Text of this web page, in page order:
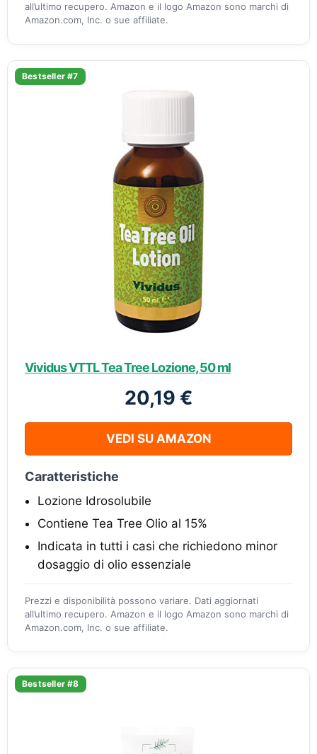
all’ultimo recupero. Amazon e il logo Amazon sono marchi di
Amazon.com, Inc. o sue affiliate.
Bestseller #7
Vividus VTTL Tea Tree Lozione, 50 ml
20,19 €
VEDI SU AMAZON
Caratteristiche
Lozione Idrosolubile
Contiene Tea Tree Olio al 15%
Indicata in tutti i casi che richiedono minor
dosaggio di olio essenziale
Prezzi e disponibilità possono variare. Dati aggiornati
all’ultimo recupero. Amazon e il logo Amazon sono marchi di
Amazon.com, Inc. o sue affiliate.
Bestseller #8